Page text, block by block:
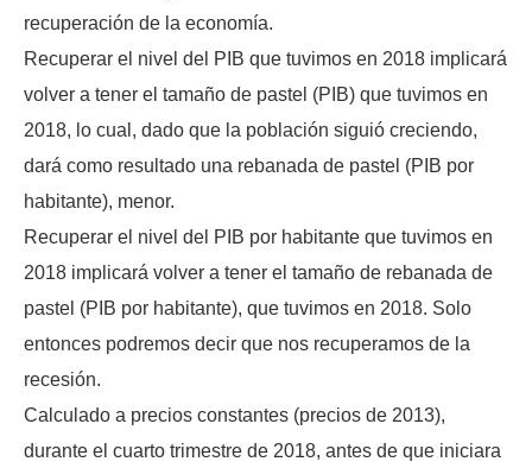
recuperación de la economía.
Recuperar el nivel del PIB que tuvimos en 2018 implicará
volver a tener el tamaño de pastel (PIB) que tuvimos en
2018, lo cual, dado que la población siguió creciendo,
dará como resultado una rebanada de pastel (PIB por
habitante), menor.
Recuperar el nivel del PIB por habitante que tuvimos en
2018 implicará volver a tener el tamaño de rebanada de
pastel (PIB por habitante), que tuvimos en 2018. Solo
entonces podremos decir que nos recuperamos de la
recesión.
Calculado a precios constantes (precios de 2013),
durante el cuarto trimestre de 2018, antes de que iniciara